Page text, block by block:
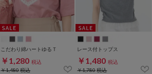
こだわり綿ハートゆるＴ
￥1,280 税込
￥1,480税込
レース付トップス
￥1,480 税込
￥1,780税込